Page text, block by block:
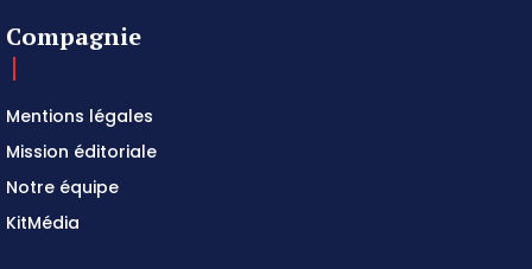
Compagnie
Mentions légales
Mission éditoriale
Notre équipe
KitMédia